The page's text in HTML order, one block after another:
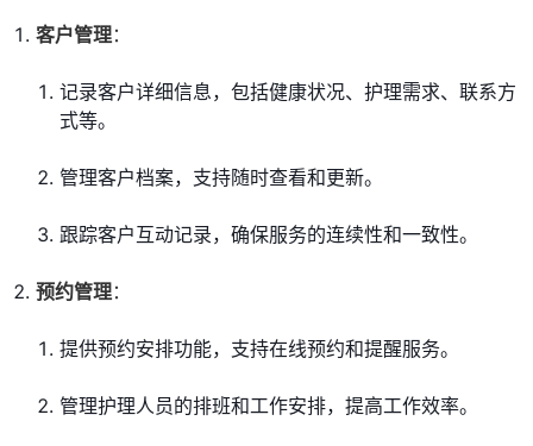
客户管理：
记录客户详细信息，包括健康状况、护理需求、联系方
式等。
管理客户档案，支持随时查看和更新。
跟踪客户互动记录，确保服务的连续性和一致性。
预约管理：
提供预约安排功能，支持在线预约和提醒服务。
管理护理人员的排班和工作安排，提高工作效率。